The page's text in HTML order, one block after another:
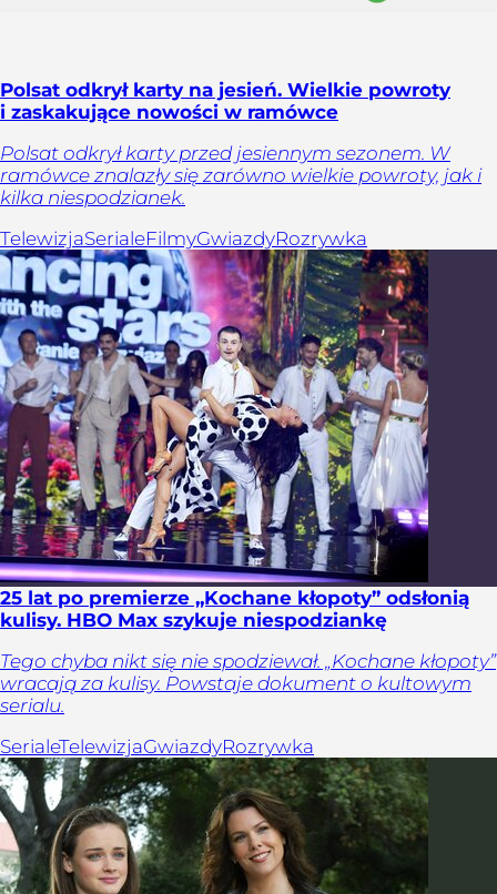
Polsat odkrył karty na jesień. Wielkie powroty
i zaskakujące nowości w ramówce
Polsat odkrył karty przed jesiennym sezonem. W
ramówce znalazły się zarówno wielkie powroty, jak i
kilka niespodzianek.
TelewizjaSerialeFilmyGwiazdyRozrywka
25 lat po premierze „Kochane kłopoty” odsłonią
kulisy. HBO Max szykuje niespodziankę
Tego chyba nikt się nie spodziewał. „Kochane kłopoty”
wracają za kulisy. Powstaje dokument o kultowym
serialu.
SerialeTelewizjaGwiazdyRozrywka